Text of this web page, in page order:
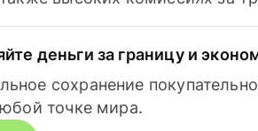
деньги за границу и
сохранение
точке мира.